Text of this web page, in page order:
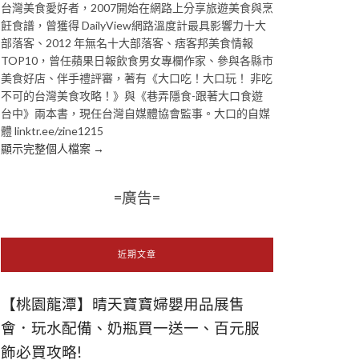
台灣美食愛好者，2007開始在網路上分享旅遊美食與烹
飪食譜，曾獲得 DailyView網路溫度計最具影響力十大
部落客、2012 年無名十大部落客、痞客邦美食情報
TOP10，曾任蘋果日報飲食男女專欄作家、參與各縣市
美食好店、伴手禮評審，著有《大口吃！大口玩！ 非吃
不可的台灣美食攻略！》與《巷弄隱食-跟著大口食遊
台中》兩本書，現任台灣自媒體協會監事。大口的自媒
體 linktr.ee/zine1215
顯示完整個人檔案 →
=廣告=
近期文章
【桃園龍潭】晴天寶寶婦嬰用品展售
會．玩水配備、奶瓶買一送一、百元服
飾必買攻略!